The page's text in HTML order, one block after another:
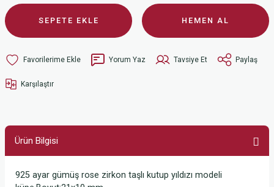
SEPETE EKLE HEMEN AL
Yorum Yaz Tavsiye Et Paylaş
Karşılaştır
Ürün Bilgisi
925 ayar gümüş rose zirkon taşlı kutup yıldızı modeli